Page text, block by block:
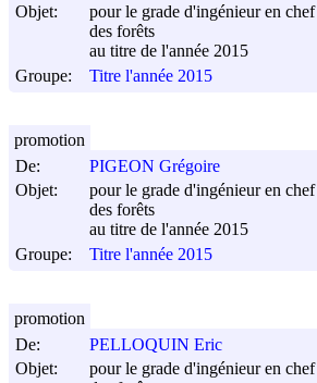
Objet:
pour le grade d'ingénieur en
des forêts
au titre de l'année 2015
Groupe:
Titre l'année 2015
De:
PIGEON Grégoire
Objet:
pour le grade d'ingénieur en
des forêts
au titre de l'année 2015
Groupe:
Titre l'année 2015
promotion
De:
PELLOQUIN Eric
Objet:
pour le grade d'ingénieur en
promotion